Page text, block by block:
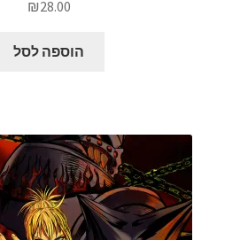
₪28.00
הוספה לסל